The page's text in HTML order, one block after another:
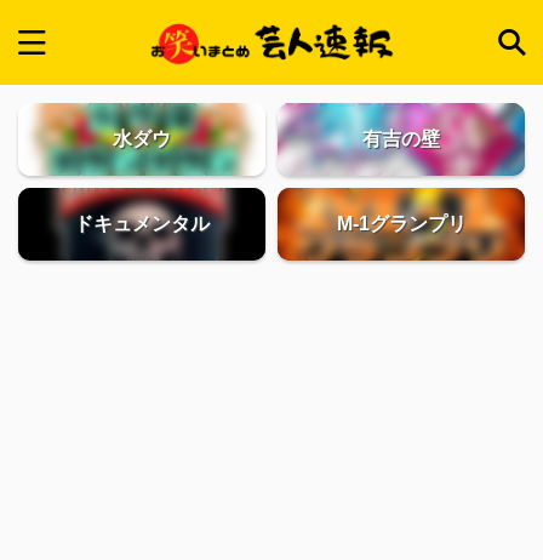
水ダウ 有吉の壁
ドキュメンタル M-1グランプリ